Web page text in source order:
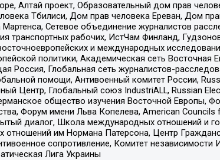
Алтай проект, Образовательный дом прав
Тбилиси, Дом прав человека Ереван, Дом
Сетевое объединение журналистов
транспортных рабочих, ИстЧам Финланд,
и международных
политики, Академическая сеть Восточная
Глобальная сеть журналистов-
помощи, Антивоенный комитет России,
Центр, Глобальный союз IndustriALL, Russian
общество изучения Восточной Европы,
Форум имени Льва Копелева, American Councils
диалог, Школа международных отношений и
им Нормана Патерсона, Центр
сопротивление, Комитет независимости
Лига Украины